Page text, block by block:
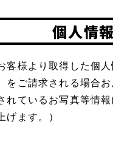
個人情
客様より取得した個
をご請求される場合
れているお写真等情
ます。）